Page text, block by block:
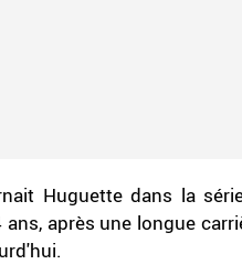
Huguette dans la
après une longue